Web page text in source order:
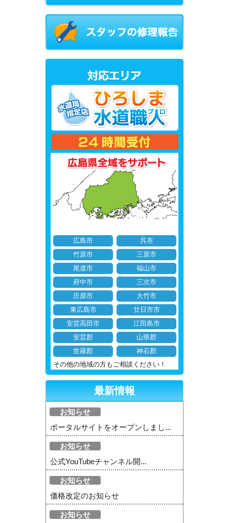
広島市
呉市
竹原市
三原市
尾道市
福山市
府中市
三次市
庄原市
大竹市
東広島市
廿日市市
安芸高田市
江田島市
安芸郡
山県郡
世羅郡
神石郡
その他の地域の方もご相談ください！
最新情報
お知らせ
ポータルサイトをオープンしまし...
お知らせ
公式YouTubeチャンネル開...
お知らせ
価格改定のお知らせ
お知らせ